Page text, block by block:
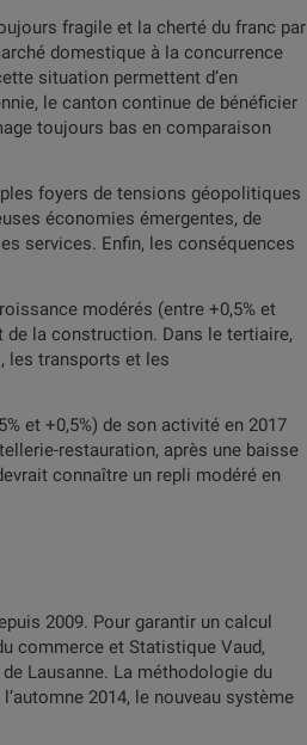
fragile et la cherté du franc par
domestique à la concurrence
situation permettent d’en
le canton continue de bénéficier
toujours bas en comparaison
foyers de tensions géopolitiques
économies émergentes, de
services. Enfin, les conséquences
modérés (entre +0,5% et
de la construction. Dans le tertiaire,
les transports et les
et +0,5%) de son activité en 2017
restauration, après une baisse
connaître un repli modéré en
2009. Pour garantir un calcul
commerce et Statistique Vaud,
Lausanne. La méthodologie du
2014, le nouveau système